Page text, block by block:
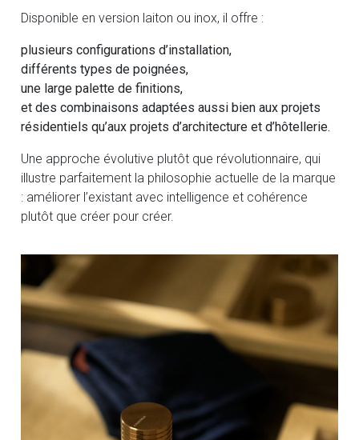
Disponible en version laiton ou inox, il offre :
plusieurs configurations d’installation,
différents types de poignées,
une large palette de finitions,
et des combinaisons adaptées aussi bien aux projets
résidentiels qu’aux projets d’architecture et d’hôtellerie.
Une approche évolutive plutôt que révolutionnaire, qui
illustre parfaitement la philosophie actuelle de la marque
: améliorer l’existant avec intelligence et cohérence
plutôt que créer pour créer.